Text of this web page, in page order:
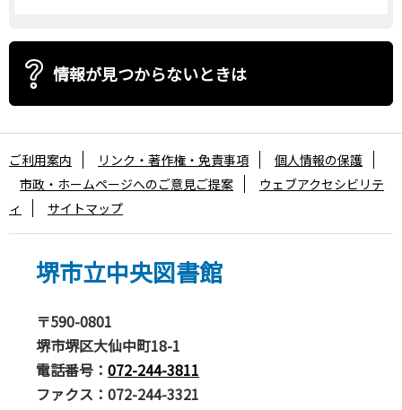
情報が見つからないときは
堺市立中央図書館
〒590-0801
堺市堺区大仙中町18-1
電話番号： 072-244-3811
ファクス：072-244-3321
ご利用案内 リンク・著作権・免責事項
個人情報の保護
市政・ホームページへのご意見ご提案
ウェブアクセシビリテ
ィ
サイトマップ